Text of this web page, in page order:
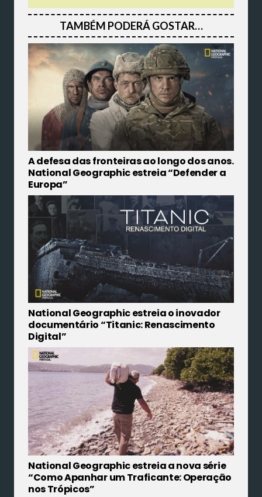
TAMBÉM PODERÁ GOSTAR…
A defesa das fronteiras ao longo dos anos.
National Geographic estreia “Defender a
Europa”
National Geographic estreia o inovador
documentário “Titanic: Renascimento
Digital”
National Geographic estreia a nova série
“Como Apanhar um Traficante: Operação
nos Trópicos”